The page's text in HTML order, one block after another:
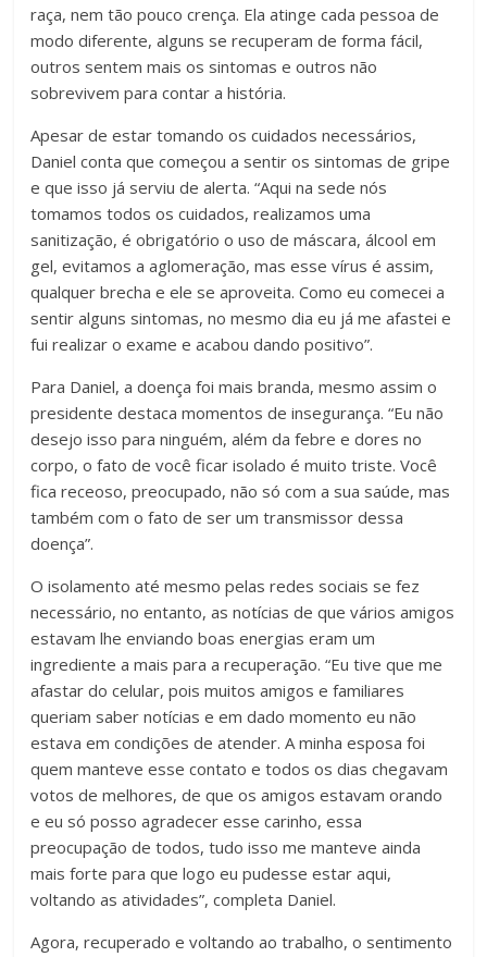
raça, nem tão pouco crença. Ela atinge cada pessoa de
modo diferente, alguns se recuperam de forma fácil,
outros sentem mais os sintomas e outros não
sobrevivem para contar a história.
Apesar de estar tomando os cuidados necessários,
Daniel conta que começou a sentir os sintomas de gripe
e que isso já serviu de alerta. “Aqui na sede nós
tomamos todos os cuidados, realizamos uma
sanitização, é obrigatório o uso de máscara, álcool em
gel, evitamos a aglomeração, mas esse vírus é assim,
qualquer brecha e ele se aproveita. Como eu comecei a
sentir alguns sintomas, no mesmo dia eu já me afastei e
fui realizar o exame e acabou dando positivo”.
Para Daniel, a doença foi mais branda, mesmo assim o
presidente destaca momentos de insegurança. “Eu não
desejo isso para ninguém, além da febre e dores no
corpo, o fato de você ficar isolado é muito triste. Você
fica receoso, preocupado, não só com a sua saúde, mas
também com o fato de ser um transmissor dessa
doença”.
O isolamento até mesmo pelas redes sociais se fez
necessário, no entanto, as notícias de que vários amigos
estavam lhe enviando boas energias eram um
ingrediente a mais para a recuperação. “Eu tive que me
afastar do celular, pois muitos amigos e familiares
queriam saber notícias e em dado momento eu não
estava em condições de atender. A minha esposa foi
quem manteve esse contato e todos os dias chegavam
votos de melhores, de que os amigos estavam orando
e eu só posso agradecer esse carinho, essa
preocupação de todos, tudo isso me manteve ainda
mais forte para que logo eu pudesse estar aqui,
voltando as atividades”, completa Daniel.
Agora, recuperado e voltando ao trabalho, o sentimento